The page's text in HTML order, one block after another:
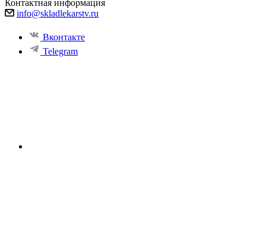
Контактная информация
info@skladlekarstv.ru
Вконтакте
Telegram